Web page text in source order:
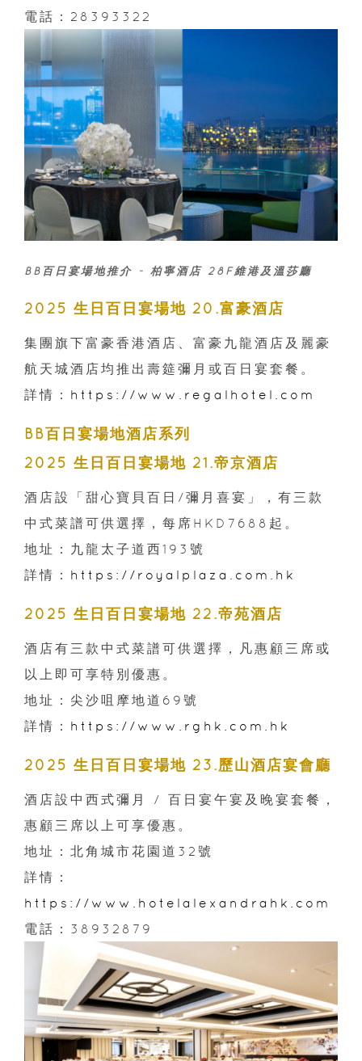
電話：28393322
BB百日宴場地推介 - 柏寧酒店 28F維港及溫莎廳
2025 生日百日宴場地 20.富豪酒店
集團旗下富豪香港酒店、富豪九龍酒店及麗豪
航天城酒店均推出壽筵彌月或百日宴套餐。
詳情： https://www.regalhotel.com
BB百日宴場地酒店系列
2025 生日百日宴場地 21.帝京酒店
酒店設「甜心寶貝百日/彌月喜宴」，有三款
中式菜譜可供選擇，每席HKD7688起。
地址：九龍太子道西193號
詳情： https://royalplaza.com.hk
2025 生日百日宴場地 22.帝苑酒店
酒店有三款中式菜譜可供選擇，凡惠顧三席或
以上即可享特別優惠。
地址：尖沙咀摩地道69號
詳情： https://www.rghk.com.hk
2025 生日百日宴場地 23.歷山酒店宴會廳
酒店設中西式彌月 / 百日宴午宴及晚宴套餐，
惠顧三席以上可享優惠。
地址：北角城市花園道32號
詳情：
https://www.hotelalexandrahk.com
電話：38932879